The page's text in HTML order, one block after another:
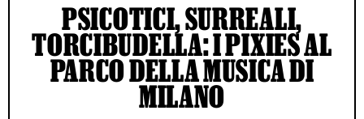
PSICOTICI, SURREALI,
TORCIBUDELLA: I PIXIES AL
PARCO DELLA MUSICA DI
MILANO